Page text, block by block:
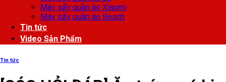
Máy sấy quần áo Xiaomi
Máy sấy quần áo Bosch
Tin tức
Video Sản Phẩm
Tin tức